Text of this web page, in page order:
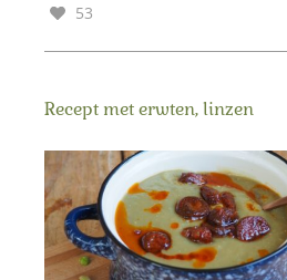
53
Recept met erwten, linzen